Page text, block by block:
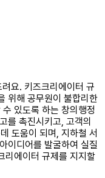
요. 키즈크리에이터 규
위해 공무원이 불합리한
있도록 하는 창의행정
를 촉진시키고, 고객의
도움이 되며, 지하철 서
이디어를 발굴하여 실질
리에이터 규제를 지지할